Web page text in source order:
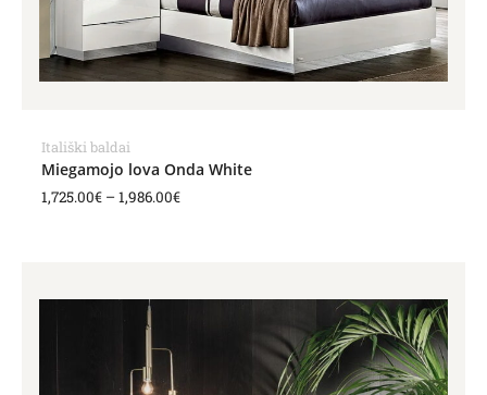
Itališki baldai
Miegamojo lova Onda White
1,725.00€ –1,986.00€